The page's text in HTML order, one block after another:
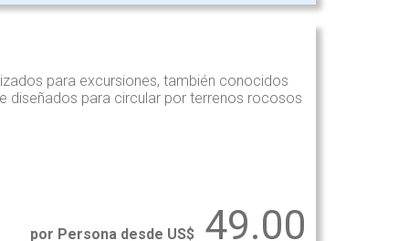
para excursiones, también conocidos
diseñados para circular por terrenos rocosos
por Persona desde US$ 49.00